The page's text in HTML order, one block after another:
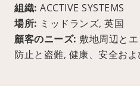
組織: ACCTIVE SYSTEMS
場所: ミッドランズ, 英国
顧客のニーズ: 敷地周辺と
防止と盗難, 健康、安全およ